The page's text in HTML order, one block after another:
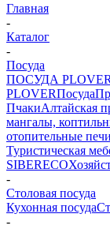
Главная
-
Каталог
-
Посуда
ПОСУДА PLOVER
PLOVERПосуда
ПчакиАлтайская
мангалы,
отопительные печи
Туристическая
SIBERECO
-
Столовая посуда
Кухонная посуда
-